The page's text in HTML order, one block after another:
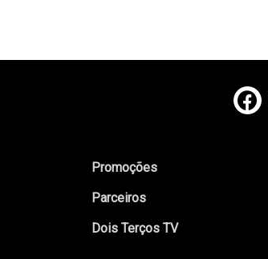
Promoções
Parceiros
Dois Terços TV